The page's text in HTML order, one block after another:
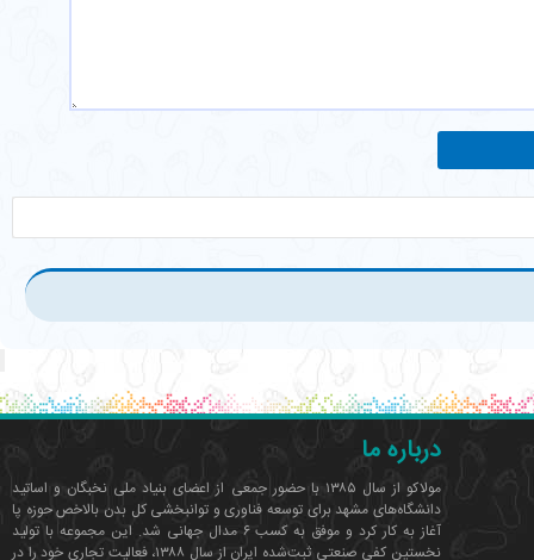
درباره ما
مولاکو از سال ۱۳۸۵ با حضور جمعی از اعضای بنیاد ملی نخبگان و اساتید
دانشگاه‌های مشهد برای توسعه فناوری‌ و توانبخشی کل بدن بالاخص حوزه پا
آغاز به کار کرد و موفق به کسب ۶ مدال جهانی شد. این مجموعه با تولید
نخستین کفی صنعتی ثبت‌شده ایران از سال ۱۳۸۸، فعالیت تجاری خود را در